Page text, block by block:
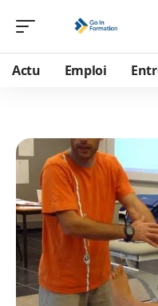
Actu Emploi